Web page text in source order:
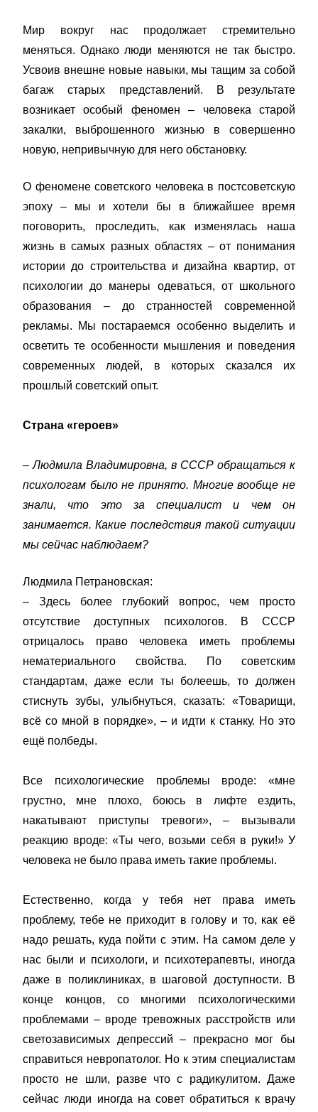
Мир вокруг нас продолжает стремительно
меняться. Однако люди меняются не так быстро.
Усвоив внешне новые навыки, мы тащим за собой
багаж старых представлений. В результате
возникает особый феномен – человека старой
закалки, выброшенного жизнью в совершенно
новую, непривычную для него обстановку.
О феномене советского человека в постсоветскую
эпоху – мы и хотели бы в ближайшее время
поговорить, проследить, как изменялась наша
жизнь в самых разных областях – от понимания
истории до строительства и дизайна квартир, от
психологии до манеры одеваться, от школьного
образования – до странностей современной
рекламы. Мы постараемся особенно выделить и
осветить те особенности мышления и поведения
современных людей, в которых сказался их
прошлый советский опыт.
Страна «героев»
– Людмила Владимировна, в СССР обращаться к
психологам было не принято. Многие вообще не
знали, что это за специалист и чем он
занимается. Какие последствия такой ситуации
мы сейчас наблюдаем?
Людмила Петрановская:
– Здесь более глубокий вопрос, чем просто
отсутствие доступных психологов. В СССР
отрицалось право человека иметь проблемы
нематериального свойства. По советским
стандартам, даже если ты болеешь, то должен
стиснуть зубы, улыбнуться, сказать: «Товарищи,
всё со мной в порядке», – и идти к станку. Но это
ещё полбеды.
Все психологические проблемы вроде: «мне
грустно, мне плохо, боюсь в лифте ездить,
накатывают приступы тревоги», – вызывали
реакцию вроде: «Ты чего, возьми себя в руки!» У
человека не было права иметь такие проблемы.
Естественно, когда у тебя нет права иметь
проблему, тебе не приходит в голову и то, как её
надо решать, куда пойти с этим. На самом деле у
нас были и психологи, и психотерапевты, иногда
даже в поликлиниках, в шаговой доступности. В
конце концов, со многими психологическими
проблемами – вроде тревожных расстройств или
светозависимых депрессий – прекрасно мог бы
справиться невропатолог. Но к этим специалистам
просто не шли, разве что с радикулитом. Даже
сейчас люди иногда на совет обратиться к врачу